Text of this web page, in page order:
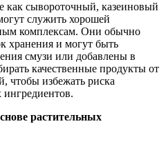
как сывороточный, казеиновый
служить хорошей
комплексам. Они обычно
хранения и могут быть
смузи или добавлены в
качественные продукты от
чтобы избежать риска
ингредиентов.
растительных